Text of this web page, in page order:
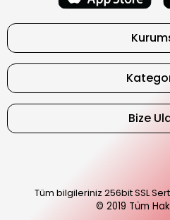
Bize
Tüm bilgileriniz 256bit SSL
© 2019 Tüm